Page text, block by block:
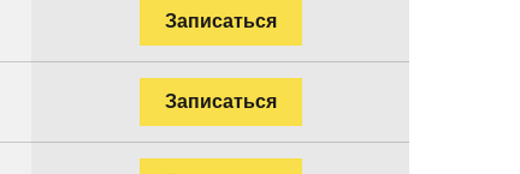
Записаться
Записаться